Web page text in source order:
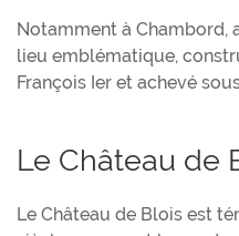
Notamment à Chambord,
lieu emblématique,
François Ier et achevé
Le Château de
Le Château de Blois est